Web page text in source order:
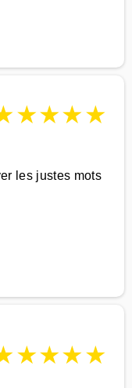
★★★★
les justes mots
★★★★